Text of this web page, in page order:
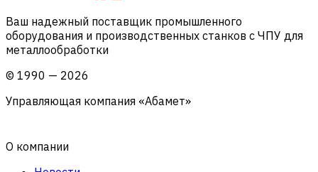
Ваш надежный поставщик промышленного
оборудования и производственных станков с ЧПУ для
металлообработки
© 1990 — 2026
Управляющая компания «Абамет»
О компании